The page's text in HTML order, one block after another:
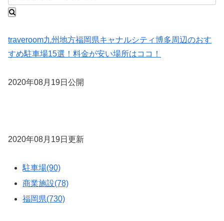
traveroom九州地方福岡県キャナルシティ博多周辺のおす
すめ駐車場15選！料金が安い場所はココ！
2020年08月19日公開
2020年08月19日更新
駐車場(90)
商業施設(78)
福岡県(730)